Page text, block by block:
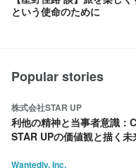
という使命のために
Popular stories
株式会社STAR UP
利他の精神と当事者意識：
STAR UPの価値観と描く未
Wantedly, Inc.